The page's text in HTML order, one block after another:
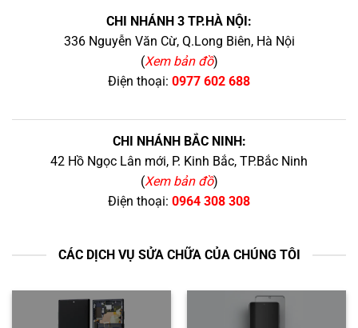
CHI NHÁNH 3 TP.HÀ NỘI:
336 Nguyễn Văn Cừ, Q.Long Biên, Hà Nội
(Xem bản đồ)
Điện thoại: 0977 602 688
CHI NHÁNH BẮC NINH:
42 Hồ Ngọc Lân mới, P. Kinh Bắc, TP.Bắc Ninh
(Xem bản đồ)
Điện thoại: 0964 308 308
CÁC DỊCH VỤ SỬA CHỮA CỦA CHÚNG TÔI